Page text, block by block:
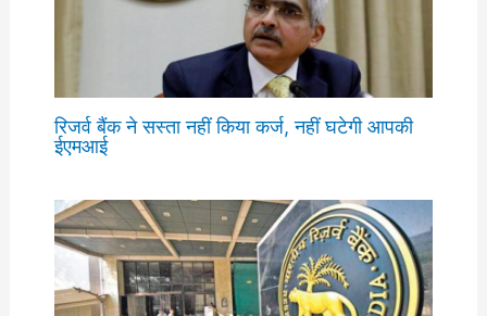
रिजर्व बैंक ने सस्ता नहीं किया कर्ज, नहीं घटेगी आपकी
ईएमआई